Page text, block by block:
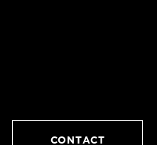
CONTACT